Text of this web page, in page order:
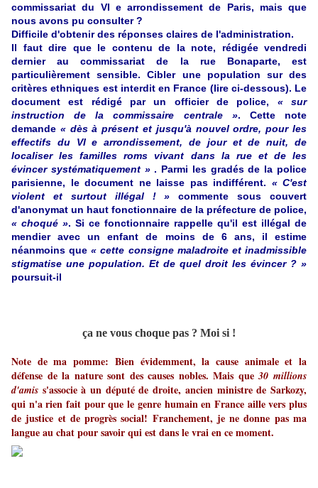
commissariat du VI e arrondissement de Paris, mais que
nous avons pu consulter ?
Difficile d'obtenir des réponses claires de l'administration.
Il faut dire que le contenu de la note, rédigée vendredi
dernier au commissariat de la rue Bonaparte, est
particulièrement sensible. Cibler une population sur des
critères ethniques est interdit en France (lire ci-dessous). Le
document est rédigé par un officier de police, « sur
instruction de la commissaire centrale ». Cette note
demande « dès à présent et jusqu'à nouvel ordre, pour les
effectifs du VI e arrondissement, de jour et de nuit, de
localiser les familles roms vivant dans la rue et de les
évincer systématiquement ». Parmi les gradés de la police
parisienne, le document ne laisse pas indifférent. « C'est
violent et surtout illégal ! » commente sous couvert
d'anonymat un haut fonctionnaire de la préfecture de police,
« choqué ». Si ce fonctionnaire rappelle qu'il est illégal de
mendier avec un enfant de moins de 6 ans, il estime
néanmoins que« cette consigne maladroite et inadmissible
stigmatise une population. Et de quel droit les évincer ? »
poursuit-il
ça ne vous choque pas ? Moi si !
Note de ma pomme: Bien évidemment, la cause animale et la
défense de la nature sont des causes nobles. Mais que30 millions
d'amis s'associe à un député de droite, ancien ministre de Sarkozy,
qui n'a rien fait pour que le genre humain en France aille vers plus
de justice et de progrès social! Franchement, je ne donne pas ma
langue au chat pour savoir qui est dans le vrai en ce moment.